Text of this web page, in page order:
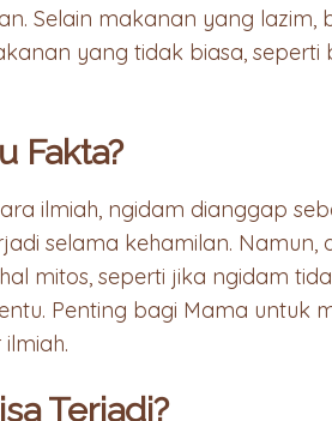
Selain makanan yang
yang tidak biasa,
Fakta?
ilmiah, ngidam dianggap
selama kehamilan.
mitos, seperti jika ngidam
Penting bagi Mama untuk
Terjadi?